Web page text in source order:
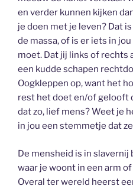
en verder kunnen kijken
je doen met je leven? Dat
de massa, of is er iets in
moet. Dat jij links of rechts
een kudde schapen
Oogkleppen op, want het
rest het doet en/of gelooft
dat zo, lief mens? Weet je
in jou een stemmetje dat
De mensheid is in
waar je woont in een arm
Overal ter wereld heerst